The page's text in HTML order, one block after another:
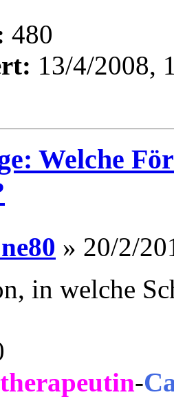
480
13/4/2008,
Welche
» 20/2/
in welche
-